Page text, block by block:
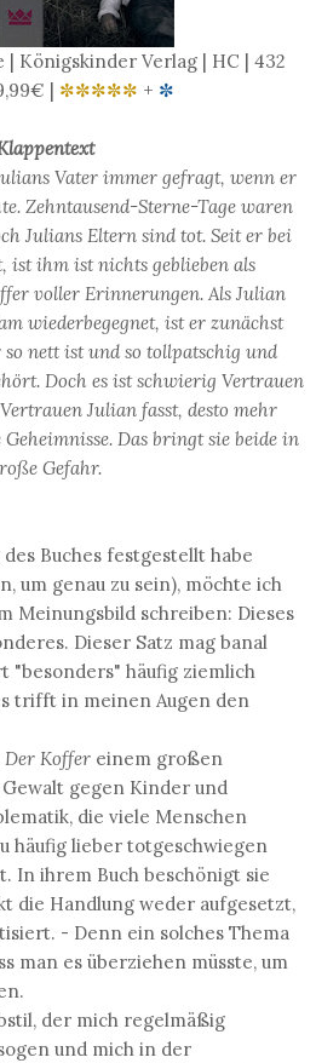
Königskinder Verlag | HC | 432
| ✼✼✼✼✼ + ✼
Vater immer gefragt, wenn er
Zehntausend-Sterne-Tage waren
Julians Eltern sind tot. Seit er bei
ist ihm ist nichts geblieben als
voller Erinnerungen. Als Julian
wiederbegegnet, ist er zunächst
nett ist und so tollpatschig und
Doch es ist schwierig Vertrauen
Julian fasst, desto mehr
Das bringt sie beide in
Gefahr.
Buches festgestellt habe
um genau zu sein), möchte ich
Meinungsbild schreiben: Dieses
Dieser Satz mag banal
"besonders" häufig ziemlich
trifft in meinen Augen den
Der Koffer einem großen
gegen Kinder und
die viele Menschen
häufig lieber totgeschwiegen
In ihrem Buch beschönigt sie
die Handlung weder aufgesetzt,
- Denn ein solches Thema
man es überziehen müsste, um
der mich regelmäßig
und mich in der